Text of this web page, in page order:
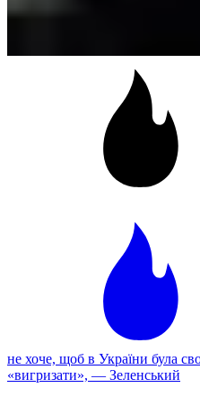
не хоче, щоб в України була
«вигризати», — Зеленський